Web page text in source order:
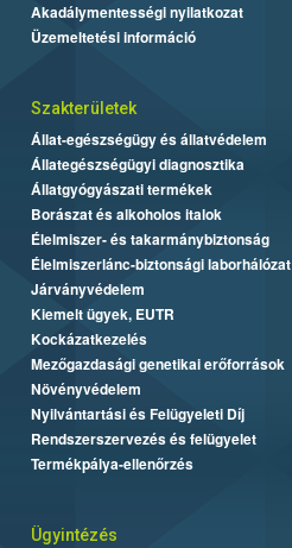
Akadálymentességi nyilatkozat
Üzemeltetési információ
Szakterületek
Állat-egészségügy és állatvédelem
Állategészségügyi diagnosztika
Állatgyógyászati termékek
Borászat és alkoholos italok
Élelmiszer- és takarmánybiztonság
Élelmiszerlánc-biztonsági laborhálózat
Járványvédelem
Kiemelt ügyek, EUTR
Kockázatkezelés
Mezőgazdasági genetikai erőforrások
Növényvédelem
Nyilvántartási és Felügyeleti Díj
Rendszerszervezés és felügyelet
Termékpálya-ellenőrzés
Ügyintézés